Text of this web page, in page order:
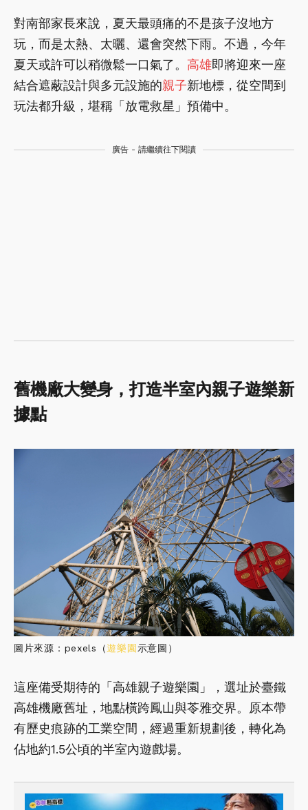
對南部家長來說，夏天最頭痛的不是孩子沒地方
玩，而是太熱、太曬、還會突然下雨。不過，今年
夏天或許可以稍微鬆一口氣了。 高雄即將迎來一座
結合遮蔽設計與多元設施的親子新地標，從空間到
玩法都升級，堪稱「放電救星」預備中。
廣告 - 請繼續往下閱讀
舊機廠大變身，打造半室內親子遊樂新
據點
圖片來源：pexels（遊樂園示意圖）
這座備受期待的「高雄親子遊樂園」，選址於臺鐵
高雄機廠舊址，地點橫跨鳳山與苓雅交界。原本帶
有歷史痕跡的工業空間，經過重新規劃後，轉化為
佔地約1.5公頃的半室內遊戲場。